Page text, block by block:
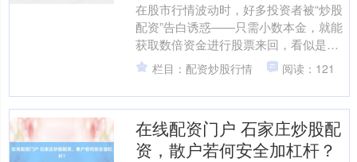
在股市行情波动时，好多投资者被“炒股
配资”告白诱惑——只需小数本金，就能
获取数倍资金进行股票来回，看似是快
速致富的捷径。关系词，这些诱东谈主
的配资网站背后，荫藏....
栏目：配资炒股行情 阅读：121
在线配资门户 石家庄炒股配
资，散户若何安全加杠杆？